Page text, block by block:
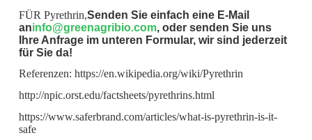
FÜR Pyrethrin,Senden Sie einfach eine E-Mail
aninfo@greenagribio.com, oder senden Sie uns
Ihre Anfrage im unteren Formular, wir sind jederzeit
für Sie da!
Referenzen: https://en.wikipedia.org/wiki/Pyrethrin
http://npic.orst.edu/factsheets/pyrethrins.html
https://www.saferbrand.com/articles/what-is-pyrethrin-is-it-
safe